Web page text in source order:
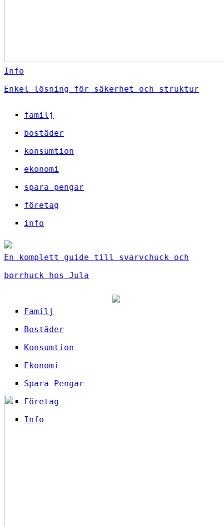
Info
Enkel lösning för säkerhet och struktur
familj
bostäder
konsumtion
ekonomi
spara pengar
företag
info
En komplett guide till svarvchuck och
borrhuck hos Jula
Familj
Bostäder
Konsumtion
Ekonomi
Spara Pengar
Företag
Info